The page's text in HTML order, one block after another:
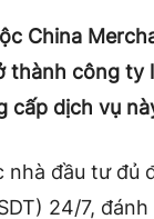
China
thành công ty
cấp dịch vụ
đầu tư đủ
24/7,